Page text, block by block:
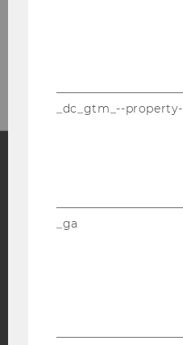
_dc_gtm_--
_ga